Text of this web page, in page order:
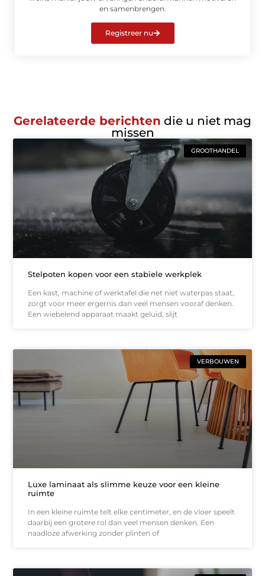
en samenbrengen.
Registreer nu
Gerelateerde berichten die u niet mag
missen
GROOTHANDEL
Stelpoten kopen voor een stabiele werkplek
Een kast, machine of werktafel die net niet waterpas staat,
zorgt voor meer ergernis dan veel mensen vooraf denken.
Een wiebelend apparaat maakt geluid, slijt
VERBOUWEN
Luxe laminaat als slimme keuze voor een kleine
ruimte
In een kleine ruimte telt elke centimeter, en de vloer speelt
daarbij een grotere rol dan veel mensen denken. Een
naadloze afwerking zonder plinten of